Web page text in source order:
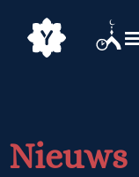
Nieuws